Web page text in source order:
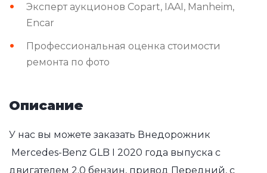
Эксперт аукционов Copart, IAAI, Manheim,
Encar
Профессиональная оценка стоимости
ремонта по фото
Описание
У нас вы можете заказать Внедорожник
Mercedes-Benz GLB I 2020 года выпуска с
двигателем 2.0 бензин, привод Передний, с